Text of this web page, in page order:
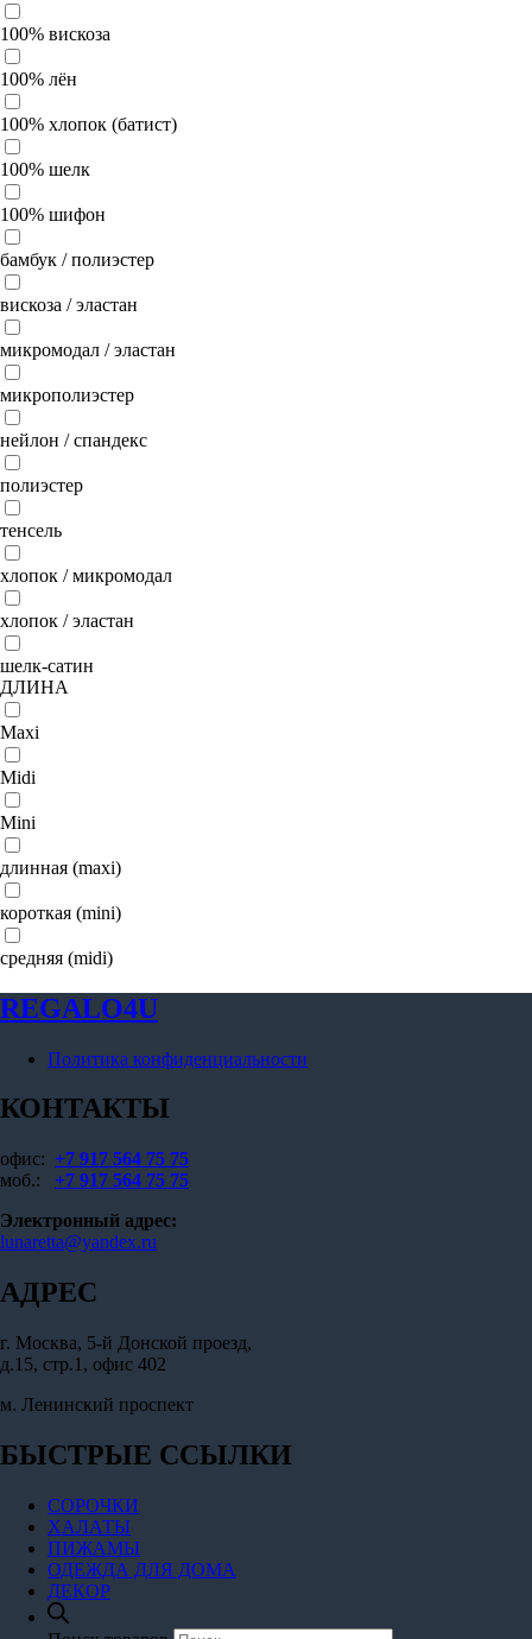
100% вискоза
100% лён
100% хлопок (батист)
100% шелк
100% шифон
бамбук / полиэстер
вискоза / эластан
микромодал / эластан
микрополиэстер
нейлон / спандекс
полиэстер
тенсель
хлопок / микромодал
хлопок / эластан
шелк-сатин
ДЛИНА
Maxi
Midi
Mini
длинная (maxi)
короткая (mini)
средняя (midi)
REGALO4U
Политика конфиденциальности
КОНТАКТЫ
офис: +7 917 564 75 75
моб.: +7 917 564 75 75
Электронный адрес:
lunaretta@yandex.ru
АДРЕС
г. Москва, 5-й Донской проезд,
д.15, стр.1, офис 402
м. Ленинский проспект
БЫСТРЫЕ ССЫЛКИ
СОРОЧКИ
ХАЛАТЫ
ПИЖАМЫ
ОДЕЖДА ДЛЯ ДОМА
ДЕКОР